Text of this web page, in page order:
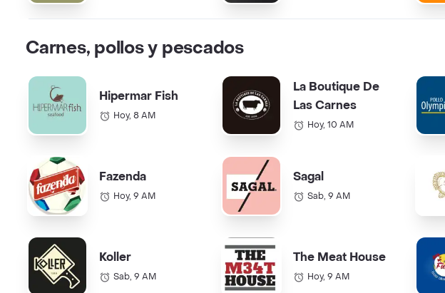
Carnes, pollos y pescados
Hipermar Fish
Hoy, 8 AM
Fazenda
Hoy, 9 AM
Koller
Sab, 9 AM
La Boutique De
Las Carnes
Hoy, 10 AM
Sagal
Sab, 9 AM
The Meat House
Hoy, 9 AM